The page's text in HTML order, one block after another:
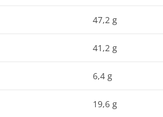
47,2 g
41,2 g
6,4 g
19,6 g